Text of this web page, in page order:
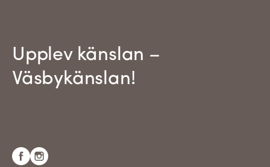
Upplev känslan –
Väsbykänslan!